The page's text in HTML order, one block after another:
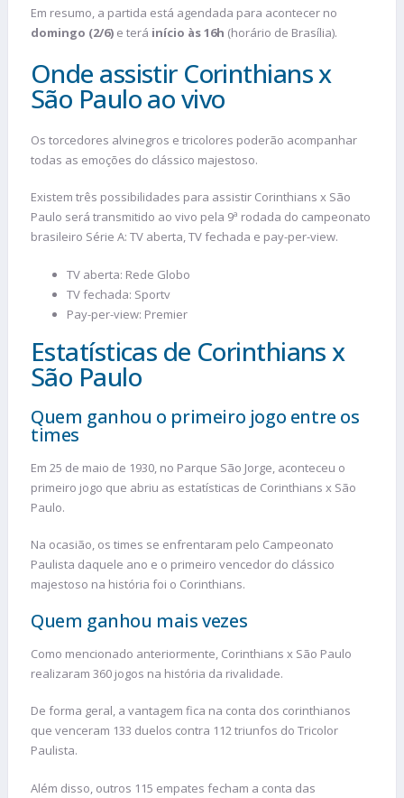
Em resumo, a partida está agendada para acontecer no
domingo (2/6) e terá início às 16h (horário de Brasília).
Onde assistir Corinthians x
São Paulo ao vivo
Os torcedores alvinegros e tricolores poderão acompanhar
todas as emoções do clássico majestoso.
Existem três possibilidades para assistir Corinthians x São
Paulo será transmitido ao vivo pela 9ª rodada do campeonato
brasileiro Série A: TV aberta, TV fechada e pay-per-view.
TV aberta: Rede Globo
TV fechada: Sportv
Pay-per-view: Premier
Estatísticas de Corinthians x
São Paulo
Quem ganhou o primeiro jogo entre os
times
Em 25 de maio de 1930, no Parque São Jorge, aconteceu o
primeiro jogo que abriu as estatísticas de Corinthians x São
Paulo.
Na ocasião, os times se enfrentaram pelo Campeonato
Paulista daquele ano e o primeiro vencedor do clássico
majestoso na história foi o Corinthians.
Quem ganhou mais vezes
Como mencionado anteriormente, Corinthians x São Paulo
realizaram 360 jogos na história da rivalidade.
De forma geral, a vantagem fica na conta dos corinthianos
que venceram 133 duelos contra 112 triunfos do Tricolor
Paulista.
Além disso, outros 115 empates fecham a conta das